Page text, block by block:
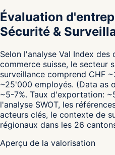
Évaluation
Sécurité &
Selon l'analyse Val Index des
commerce suisse, le secteur
surveillance comprend CHF
~25'000 employés. (Data as
~5-7%. Taux d'exportation:
l'analyse SWOT, les
acteurs clés, le contexte de
régionaux dans les 26
Aperçu de la valorisation